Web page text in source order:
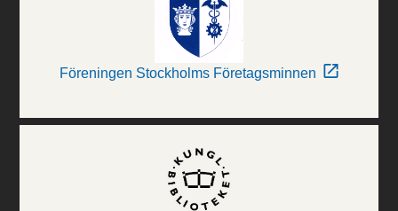
Föreningen Stockholms Företagsminnen